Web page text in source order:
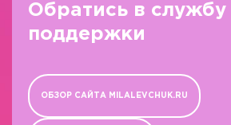
Обратись в службу
поддержки
ОБЗОР САЙТА MILALEVCHUK.RU